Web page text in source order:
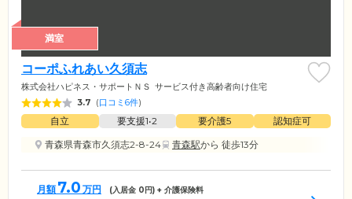
満室
コーポふれあい久須志
株式会社ハピネス・サポートＮＳ サービス付き高齢者向け住宅
3.7 (口コミ6件)
自立 要支援1•2 要介護5
認知症可
青森県青森市久須志2-8-24
青森駅から 徒歩13分
月額 7.0 万円 (入居金 0円) + 介護保険料